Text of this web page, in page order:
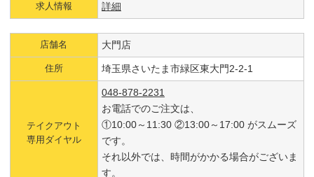
求人情報 詳細
店舗名 大門店
住所 埼玉県さいたま市緑区東大門2-2-1
テイクアウト
専用ダイヤル
048-878-2231
お電話でのご注文は、
①10:00～11:30 ②13:00～17:00 がスムーズ
です。
それ以外では、時間がかかる場合がございま
す。